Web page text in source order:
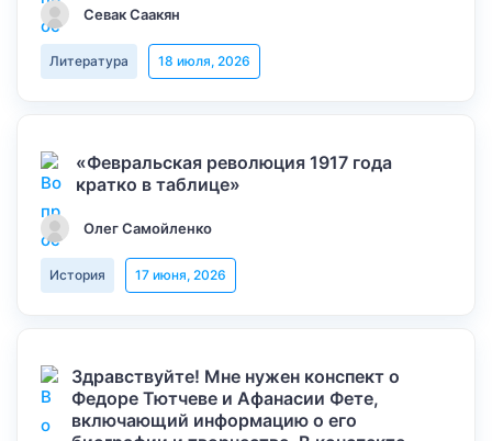
Севак Саакян
Литература 18 июля, 2026
«Февральская революция 1917 года
кратко в таблице»
Олег Самойленко
История 17 июня, 2026
Здравствуйте! Мне нужен конспект о
Федоре Тютчеве и Афанасии Фете,
включающий информацию о его